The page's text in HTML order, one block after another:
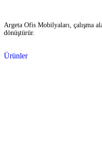
Argeta Ofis Mobilyaları, çalışma
dönüştürür.
Ürünler